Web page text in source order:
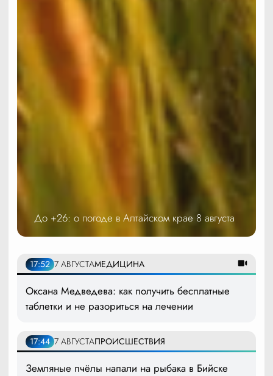
До +26: о погоде в Алтайском крае 8 августа
17:52 7 АВГУСТАМЕДИЦИНА
Оксана Медведева: как получить бесплатные
таблетки и не разориться на лечении
17:44 7 АВГУСТАПРОИСШЕСТВИЯ
Земляные пчёлы напали на рыбака в Бийске